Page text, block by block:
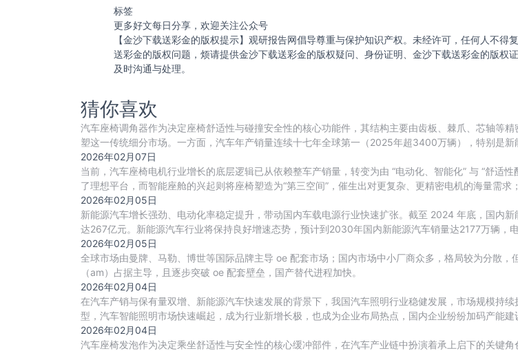
标签
更多好文每日分享，欢迎关注公众号
【金沙下载送彩金的版权提示】观研报告网倡导尊重与保护知识产权。未经许可，任何人不
送彩金的版权问题，烦请提供金沙下载送彩金的版权疑问、身份证明、金沙下载送彩金的版权
及时沟通与处理。
猜你喜欢
汽车座椅调角器作为决定座椅舒适性与碰撞安全性的核心功能件，其结构主要由齿板、棘爪、芯轴等
塑这一传统细分市场。一方面，汽车年产销量连续十七年全球第一（2025年超3400万辆），特别是
2026年02月07日
当前，汽车座椅电机行业增长的底层逻辑已从依赖整车产销量，转变为由 “电动化、智能化” 与 “舒适
了理想平台，而智能座舱的兴起则将座椅塑造为“第三空间”，催生出对更复杂、更精密电机的海量需
2026年02月05日
新能源汽车增长强劲、电动化率稳定提升，带动国内车载电源行业快速扩张。截至 2024 年底，国内
达267亿元。新能源汽车行业将保持良好增速态势，预计到2030年国内新能源汽车销量达2177万辆，
2026年02月05日
全球市场由曼牌、马勒、博世等国际品牌主导 oe 配套市场；国内市场中小厂商众多，格局较为分散
（am）占据主导，且逐步突破 oe 配套壁垒，国产替代进程加快。
2026年02月04日
在汽车产销与保有量双增、新能源汽车快速发展的背景下，我国汽车照明行业稳健发展，市场规模持
型，汽车智能照明市场快速崛起，成为行业新增长极，也成为企业布局热点，国内企业纷纷加码产能建
2026年02月04日
汽车座椅发泡作为决定乘坐舒适性与安全性的核心缓冲部件，在汽车产业链中扮演着承上启下的关键